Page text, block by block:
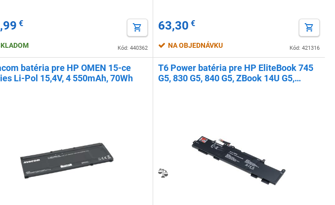
€
Kód: 440362
63,30 €
Kód: 421316
NA OBJEDNÁVKU
batéria pre HP OMEN 15-ce
Li-Pol 15,4V, 4 550mAh, 70Wh
T6 Power batéria pre HP EliteBook 745
G5, 830 G5, 840 G5, ZBook 14U G5,